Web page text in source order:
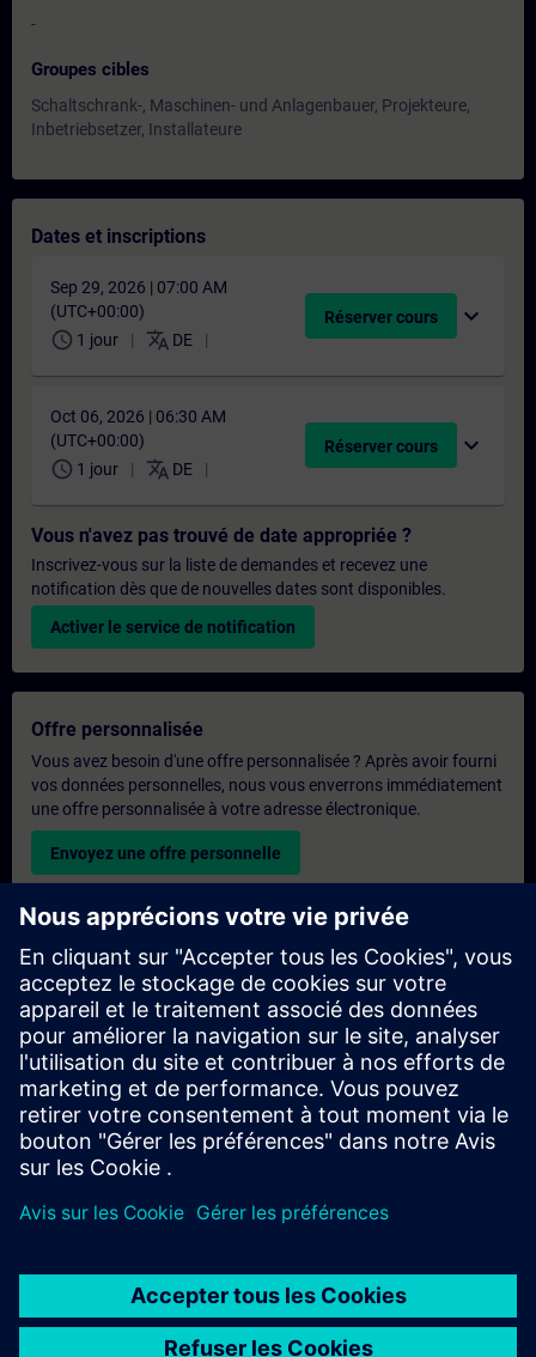
-
Groupes cibles
Schaltschrank-, Maschinen- und Anlagenbauer, Projekteure,
Inbetriebsetzer, Installateure
Dates et inscriptions
Sep 29, 2026 | 07:00 AM
(UTC+00:00)
schedule 1 jour translate DE
Réserver cours expand_more
Oct 06, 2026 | 06:30 AM
(UTC+00:00)
schedule 1 jour translate DE
Réserver cours expand_more
Vous n'avez pas trouvé de date appropriée ?
Inscrivez-vous sur la liste de demandes et recevez une
notification dès que de nouvelles dates sont disponibles.
Activer le service de notification
Offre personnalisée
Vous avez besoin d'une offre personnalisée ? Après avoir fourni
vos données personnelles, nous vous enverrons immédiatement
une offre personnalisée à votre adresse électronique.
Envoyez une offre personnelle
Demande de formation exclusive
Veuillez remplir le formulaire ci-dessous si vous souhaitez
obtenir un devis pour une formation exclusive, que ce soit sur
site, en ligne ou dans notre centre de formation SITRAIN. Ce
type de demande convient aux groupes plus importants (6
personnes ou plus). Après avoir fourni vos coordonnées et vos
besoins en matière de formation, vous recevrez un devis de
notre part.
Demander un devis exclusif